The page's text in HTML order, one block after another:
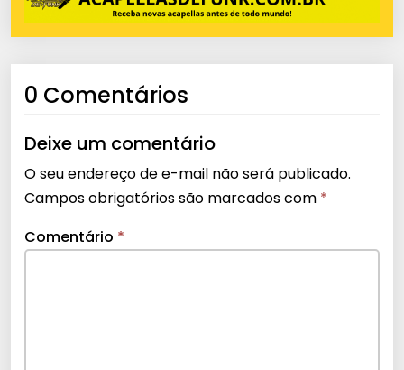
0 Comentários
Deixe um comentário
O seu endereço de e-mail não será publicado.
Campos obrigatórios são marcados com *
Comentário *